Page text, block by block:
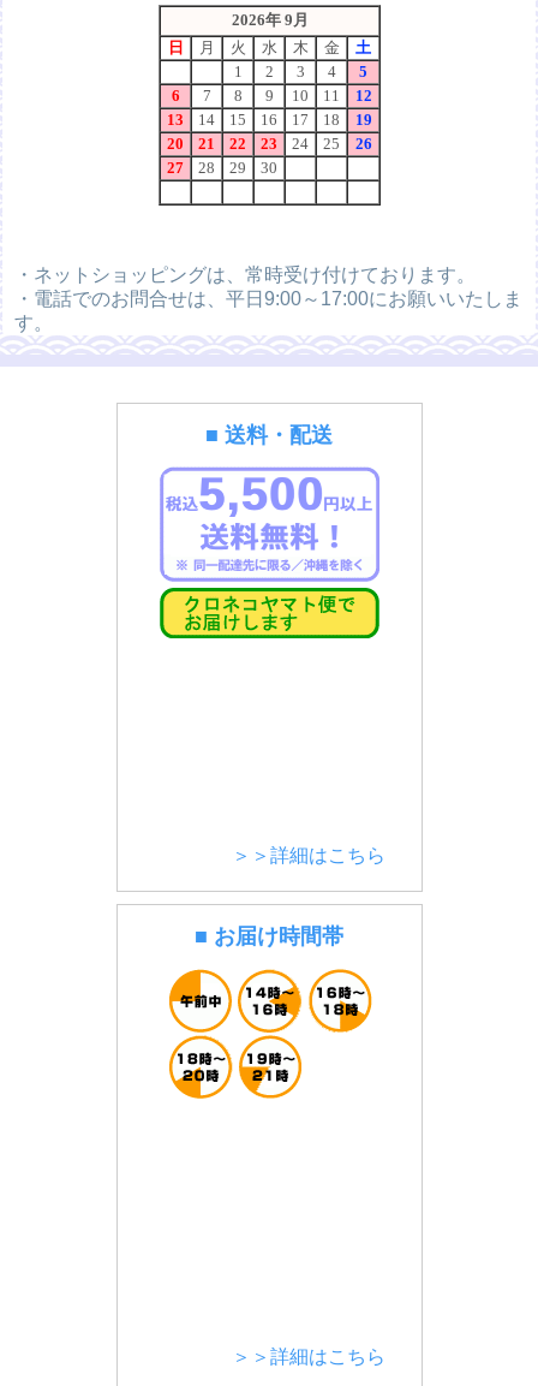
・ネットショッピングは、常時受け付けております。
・電話でのお問合せは、平日9:00～17:00にお願いいたしま
す。
■ 送料・配送
＞＞詳細はこちら
■ お届け時間帯
＞＞詳細はこちら